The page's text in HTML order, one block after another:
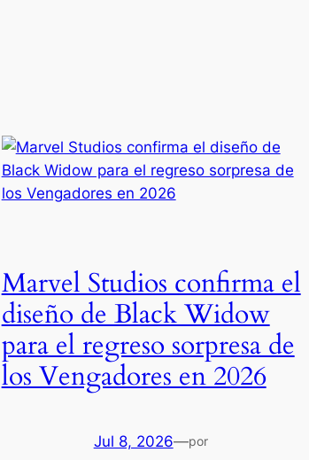
Marvel Studios confirma el
diseño de Black Widow
para el regreso sorpresa de
los Vengadores en 2026
Jul 8, 2026—por